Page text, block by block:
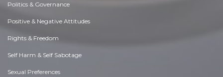
Politics & Governance
Positive & Negative Attitudes
Rights & Freedom
Self Harm & Self Sabotage
Sexual Preferences